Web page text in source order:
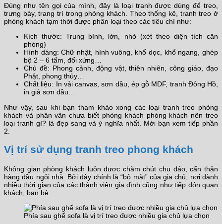
Đúng như tên gọi của mình, đây là loại tranh được dùng để treo,
trưng bày, trang trí trong phòng khách. Theo thống kê, tranh treo ở
phòng khách tạm thời được phân loại theo các tiêu chí như:
Kích thước: Trung bình, lớn, nhỏ (xét theo diện tích căn
phòng)
Hình dáng: Chữ nhật, hình vuông, khổ dọc, khổ ngang, ghép
bộ 2 – 6 tấm, đối xứng…
Chủ đề: Phong cảnh, động vật, thiên nhiên, công giáo, đạo
Phật, phong thủy…
Chất liệu: In vải canvas, sơn dầu, ép gỗ MDF, tranh Đông Hồ,
in giả sơn dầu…
Như vậy, sau khi bạn tham khảo xong các loại tranh treo phòng
khách và phân vân chưa biết phòng khách phòng khách nên treo
loại tranh gì? là đẹp sang và ý nghĩa nhất. Mời bạn xem tiếp phần
2.
Vị trí sử dụng tranh treo phong khách
Không gian phòng khách luôn được chăm chút chu đáo, cẩn thận
hàng đầu ngôi nhà. Bởi đây chính là “bộ mặt” của gia chủ, nơi dành
nhiều thời gian của các thành viên gia đình cũng như tiếp đón quan
khách, bạn bè.
Phía sau ghế sofa là vị trí treo được nhiều gia chủ lựa chọn